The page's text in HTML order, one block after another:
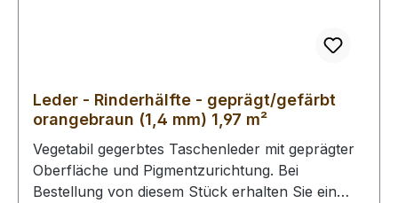
Leder - Rinderhälfte - geprägt/gefärbt
orangebraun (1,4 mm) 1,97 m²
Vegetabil gegerbtes Taschenleder mit geprägter
Oberfläche und Pigmentzurichtung. Bei
Bestellung von diesem Stück erhalten Sie ein